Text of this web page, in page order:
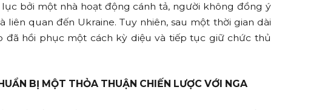
bởi một nhà hoạt động cánh tả, người không đồng ý
liên quan đến Ukraine. Tuy nhiên, sau một thời gian dài
đã hồi phục một cách kỳ diệu và tiếp tục giữ chức thủ
BỊ MỘT THỎA THUẬN CHIẾN LƯỢC VỚI NGA